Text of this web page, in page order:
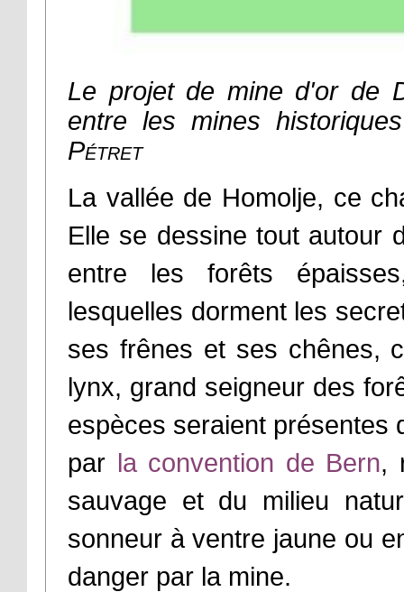
Le projet de mine d'or de
entre les mines
Pétret
La vallée de Homolje, ce
Elle se dessine tout autour
entre les forêts
lesquelles dorment les
ses frênes et ses chênes,
lynx, grand seigneur des
espèces seraient présentes
par la convention de Bern,
sauvage et du milieu
sonneur à ventre jaune ou
danger par la mine.